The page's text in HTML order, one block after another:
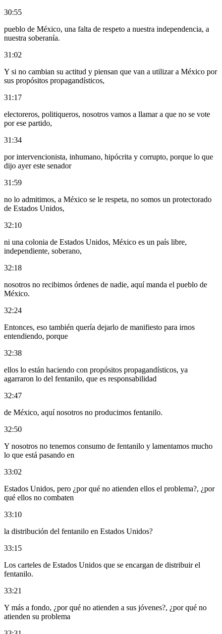
30:55
pueblo de México, una falta de respeto a nuestra independencia, a
nuestra soberanía.
31:02
Y si no cambian su actitud y piensan que van a utilizar a México por
sus propósitos propagandísticos,
31:17
electoreros, politiqueros, nosotros vamos a llamar a que no se vote
por ese partido,
31:34
por intervencionista, inhumano, hipócrita y corrupto, porque lo que
dijo ayer este senador
31:59
no lo admitimos, a México se le respeta, no somos un protectorado
de Estados Unidos,
32:10
ni una colonia de Estados Unidos, México es un país libre,
independiente, soberano,
32:18
nosotros no recibimos órdenes de nadie, aquí manda el pueblo de
México.
32:24
Entonces, eso también quería dejarlo de manifiesto para irnos
entendiendo, porque
32:38
ellos lo están haciendo con propósitos propagandísticos, ya
agarraron lo del fentanilo, que es responsabilidad
32:47
de México, aquí nosotros no producimos fentanilo.
32:50
Y nosotros no tenemos consumo de fentanilo y lamentamos mucho
lo que está pasando en
33:02
Estados Unidos, pero ¿por qué no atienden ellos el problema?, ¿por
qué ellos no combaten
33:10
la distribución del fentanilo en Estados Unidos?
33:15
Los carteles de Estados Unidos que se encargan de distribuir el
fentanilo.
33:21
Y más a fondo, ¿por qué no atienden a sus jóvenes?, ¿por qué no
atienden su problema